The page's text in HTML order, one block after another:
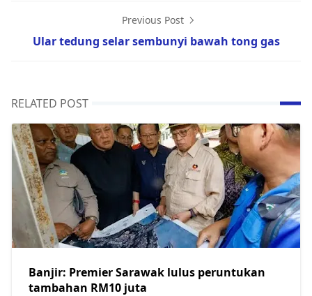
Previous Post
Ular tedung selar sembunyi bawah tong gas
RELATED POST
Banjir: Premier Sarawak lulus peruntukan
tambahan RM10 juta